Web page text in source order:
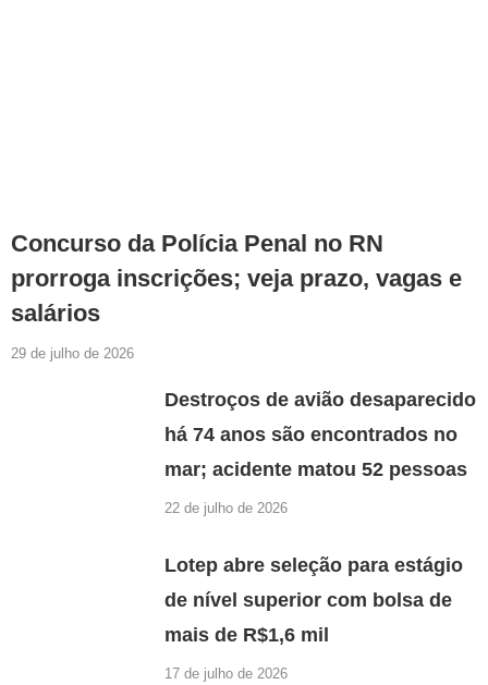
Concurso da Polícia Penal no RN
prorroga inscrições; veja prazo, vagas e
salários
29 de julho de 2026
Destroços de avião desaparecido
há 74 anos são encontrados no
mar; acidente matou 52 pessoas
22 de julho de 2026
Lotep abre seleção para estágio
de nível superior com bolsa de
mais de R$1,6 mil
17 de julho de 2026